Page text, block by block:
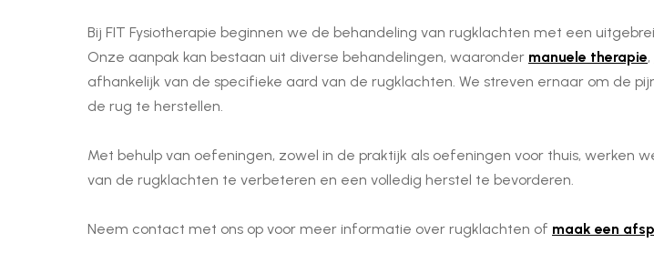
Bij FIT Fysiotherapie beginnen we de behandeling van rugklachten met een
Onze aanpak kan bestaan uit diverse behandelingen, waaronder manuele therapie,
afhankelijk van de specifieke aard van de rugklachten. We streven ernaar om de
de rug te herstellen.
Met behulp van oefeningen, zowel in de praktijk als oefeningen voor thuis, werken
van de rugklachten te verbeteren en een volledig herstel te bevorderen.
Neem contact met ons op voor meer informatie over rugklachten of maak een